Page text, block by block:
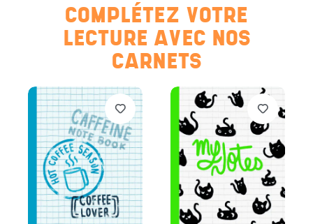
COMPLÉTEZ VOTRE
LECTURE AVEC NOS
CARNETS